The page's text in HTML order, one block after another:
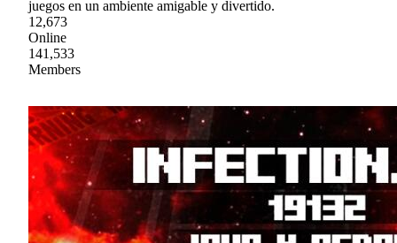
juegos en un ambiente amigable y divertido.
12,673
Online
141,533
Members